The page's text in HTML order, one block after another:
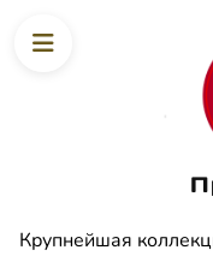
Крупнейшая